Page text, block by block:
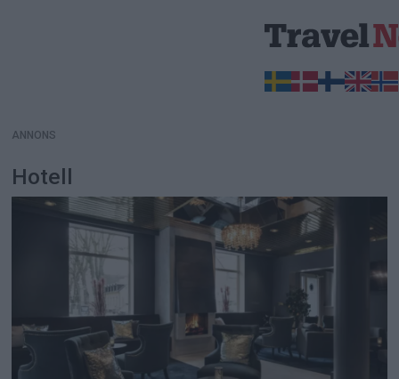
ANNONS
Hotell